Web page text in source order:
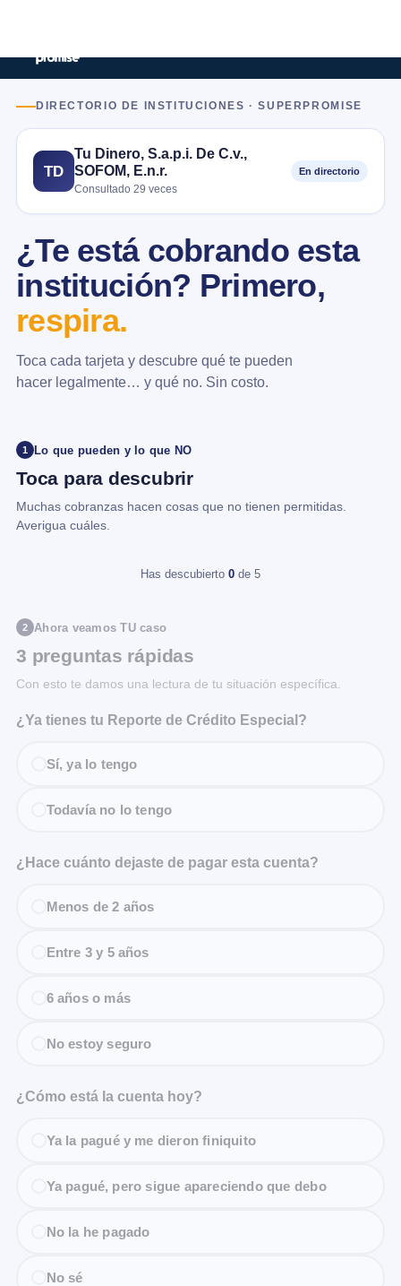
DIRECTORIO DE INSTITUCIONES · SUPERPROMISE
TD
Tu Dinero, S.a.p.i. De C.v.,
SOFOM, E.n.r.
Consultado 29 veces
En directorio
¿Te está cobrando esta
institución? Primero,
respira.
Toca cada tarjeta y descubre qué te pueden
hacer legalmente… y qué no. Sin costo.
1 Lo que pueden y lo que NO
Toca para descubrir
Muchas cobranzas hacen cosas que no tienen permitidas.
Averigua cuáles.
Has descubierto 0 de 5
2 Ahora veamos TU caso
3 preguntas rápidas
Con esto te damos una lectura de tu situación específica.
¿Ya tienes tu Reporte de Crédito Especial?
Sí, ya lo tengo
Todavía no lo tengo
¿Hace cuánto dejaste de pagar esta cuenta?
Menos de 2 años
Entre 3 y 5 años
6 años o más
No estoy seguro
¿Cómo está la cuenta hoy?
Ya la pagué y me dieron finiquito
Ya pagué, pero sigue apareciendo que debo
No la he pagado
No sé